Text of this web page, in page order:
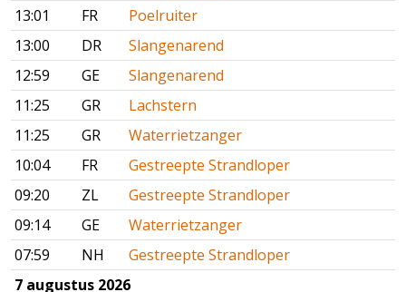
13:01
FR
Poelruiter
13:00
DR
Slangenarend
12:59
GE
Slangenarend
11:25
GR
Lachstern
11:25
GR
Waterrietzanger
10:04
FR
Gestreepte Strandloper
09:20
ZL
Gestreepte Strandloper
09:14
GE
Waterrietzanger
07:59
NH
Gestreepte Strandloper
7 augustus 2026